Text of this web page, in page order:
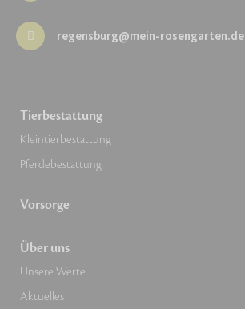
regensburg@mein-rosengarten.de
Tierbestattung
Kleintierbestattung
Pferdebestattung
Vorsorge
Über uns
Unsere Werte
Aktuelles